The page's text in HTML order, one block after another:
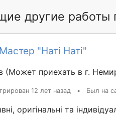
другие работы
Мастер "Наті Наті"
(Может приехать в г.
12 лет назад • Был на
оригінальні та